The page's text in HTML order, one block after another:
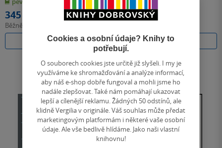
hvězdiček
345 Kč
Běžně
Do košíku
295 Kč
Do košíku
Cookies a osobní údaje? Knihy to
potřebují.
O souborech cookies jste určitě již slyšeli. I my je
využíváme ke shromažďování a analýze informací,
aby náš e-shop dobře fungoval a mohli jsme ho
nadále zlepšovat. Také nám pomáhají ukazovat
lepší a cílenější reklamu. Žádných 50 odstínů, ale
klidně Vergilia v originále. Váš souhlas může předat
marketingovým platformám i některé vaše osobní
údaje. Ale vše bedlivě hlídáme. Jako naši vlastní
knihovnu!